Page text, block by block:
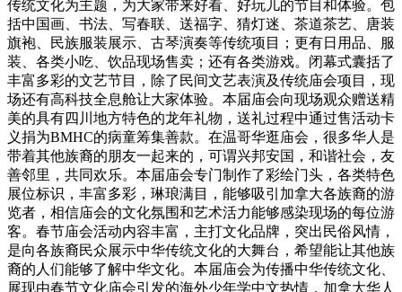
传统文化为主题，为大家带来好看、好玩儿的节目和体验。包
括中国画、书法、写春联、送福字、猜灯迷、茶道茶艺、唐装
旗袍、民族服装展示、古琴演奏等传统项目；更有日用品、服
装、各类小吃、饮品现场售卖；还有各类游戏。闭幕式囊括了
丰富多彩的文艺节目，除了民间文艺表演及传统庙会项目，现
场还有高科技全息舱让大家体验。本届庙会向现场观众赠送精
美的具有四川地方特色的龙年礼物，送礼过程中通过售活动卡
义捐为BMHC的病童筹集善款。在温哥华逛庙会，很多华人是
带着其他族裔的朋友一起来的，可谓兴邦安国，和谐社会，友
善邻里，共同欢乐。本届庙会专门制作了彩绘门头，各类特色
展位标识，丰富多彩，琳琅满目，能够吸引加拿大各族裔的游
览者，相信庙会的文化氛围和艺术活力能够感染现场的每位游
客。春节庙会活动内容丰富，主打文化品牌，突出民俗风情，
是向各族裔民众展示中华传统文化的大舞台，希望能让其他族
裔的人们能够了解中华文化。本届庙会为传播中华传统文化、
展现由春节文化庙会引发的海外少年学中文热情，加拿大华人